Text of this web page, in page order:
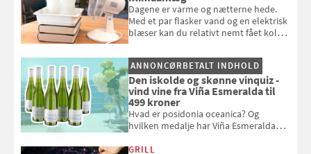
Dagene er varme og nætterne hede.
Med et par flasker vand og en elektrisk
blæser kan du relativt nemt fået koldt
og se, hvordan du gør
ANNONCØRBETALT INDHOLD
Den iskolde og skønne vinquiz -
vind vine fra Viña Esmeralda til
499 kroner
Hvad er posidonia oceanica? Og
hvilken medalje har Viña Esmeralda
med i Samvirkes skønne vinquiz, hvor
GRILL